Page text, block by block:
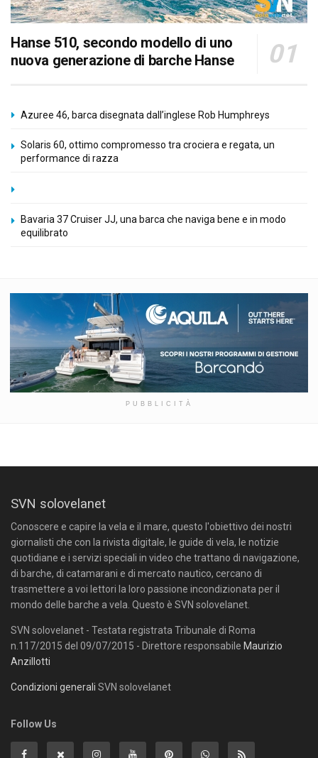
Hanse 510, secondo modello di uno
nuova generazione di barche Hanse
Azuree 46, barca disegnata dall’inglese Rob Humphreys
Solaris 60, ottimo compromesso tra crociera e regata, un
performance di razza
Bavaria 37 Cruiser JJ, una barca che naviga bene e in modo
equilibrato
PUBBLICITÀ
SVN solovelanet
Conoscere e capire la vela e il mare, questo l'obiettivo dei nostri
giornalisti che con la rivista digitale, le guide di vela, le notizie
quotidiane e i servizi speciali in video che trattano di navigazione,
di barche, di catamarani e di mercato nautico, cercano di
trasmettere a voi lettori la loro passione incondizionata per il
mondo delle barche a vela. Questo è SVN solovelanet.
SVN solovelanet - Testata registrata Tribunale di Roma
n.117/2015 del 09/07/2015 - Direttore responsabile Maurizio
Anzillotti
Condizioni generali SVN solovelanet
Follow Us